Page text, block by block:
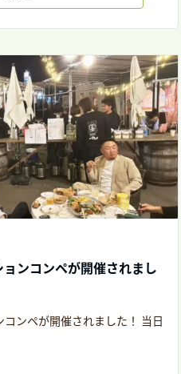
ンコンペが開催されまし
ンペが開催されました！ 当日